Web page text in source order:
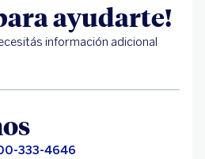
ayudarte!
información adicional
333-4646